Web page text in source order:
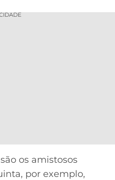
os amistosos
por exemplo,